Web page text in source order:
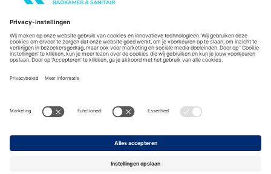
* Bestellingen geplaatst in het weekend worden, mits voorradig, dinsdag geleverd.
Cookies
Algemene voorwaarden